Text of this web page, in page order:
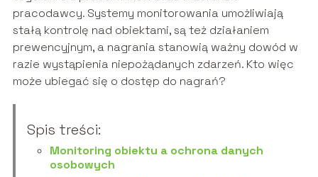
pracodawcy. Systemy monitorowania umożliwiają
stałą kontrolę nad obiektami, są też działaniem
prewencyjnym, a nagrania stanowią ważny dowód w
razie wystąpienia niepożądanych zdarzeń. Kto więc
może ubiegać się o dostęp do nagrań?
Spis treści:
Monitoring obiektu a ochrona danych
osobowych